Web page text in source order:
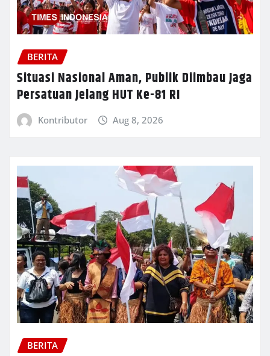
BERITA
Situasi Nasional Aman, Publik Diimbau Jaga
Persatuan Jelang HUT Ke-81 RI
Kontributor Aug 8, 2026
BERITA